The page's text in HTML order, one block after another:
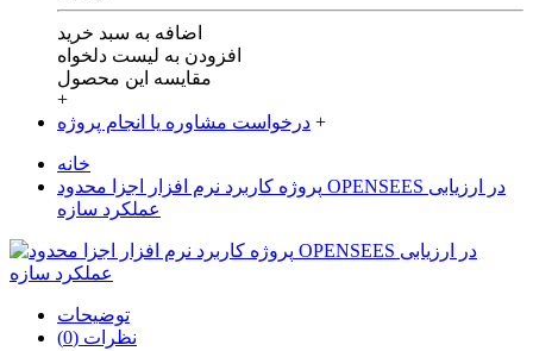
اضافه به سبد خرید
افزودن به لیست دلخواه
مقایسه این محصول
+
درخواست مشاوره یا انجام پروژه +
خانه
پروژه کاربرد نرم افزار اجزا محدود OPENSEES در ارزیابی
عملکرد سازه
توضیحات
نظرات (0)